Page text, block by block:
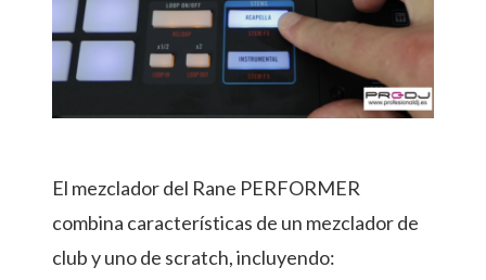
El mezclador del Rane PERFORMER
combina características de un mezclador de
club y uno de scratch, incluyendo: